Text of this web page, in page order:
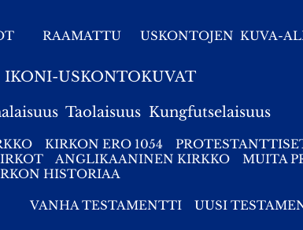
RAAMATTU USKONTOJEN KUVA-
IKONI-USKONTOKUVAT
Taolaisuus Kungfutselaisuus
KIRKON ERO 1054
ANGLIKAANINEN KIRKKO
MUITA
HISTORIAA
VANHA TESTAMENTTI UUSI